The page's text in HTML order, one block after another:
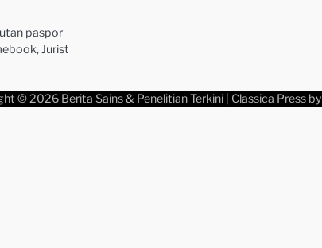
paspor
Jurist
© 2026 Berita Sains & Penelitian Terkini | Classica Press by